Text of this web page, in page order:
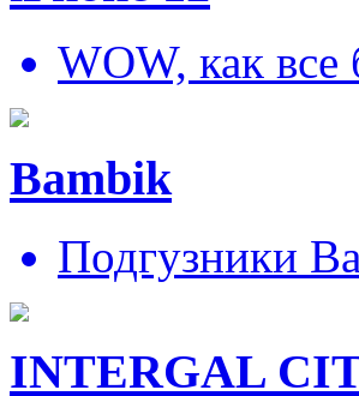
WOW, как
Bambik
Подгузники
INTERGAL